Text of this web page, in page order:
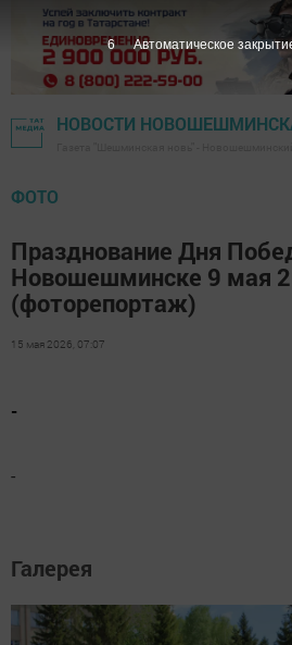
НОВОСТИ
ФОТО
Празднование Дня
Новошешминске 9 мая
(фоторепортаж)
15 мая 2026, 07:07
-
-
Галерея
6 Автоматическое